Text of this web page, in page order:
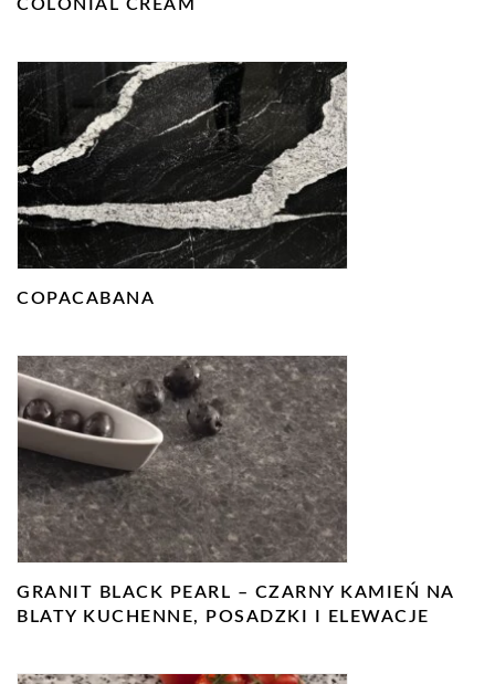
COLONIAL CREAM
COPACABANA
GRANIT BLACK PEARL – CZARNY KAMIEŃ NA
BLATY KUCHENNE, POSADZKI I ELEWACJE